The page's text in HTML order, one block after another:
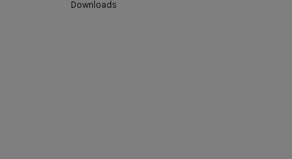
Downloads